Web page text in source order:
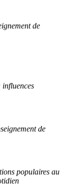
de
influences
de
populaires au